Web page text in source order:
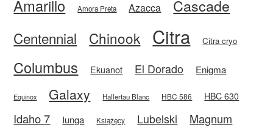
Amarillo Amora Preta Azacca Cascade
Centennial Chinook Citra Citra cryo
Columbus Ekuanot El Dorado Enigma
Equinox Galaxy Hallertau Blanc HBC 586 HBC 630
Idaho 7 Iunga Książęcy Lubelski
Magnum